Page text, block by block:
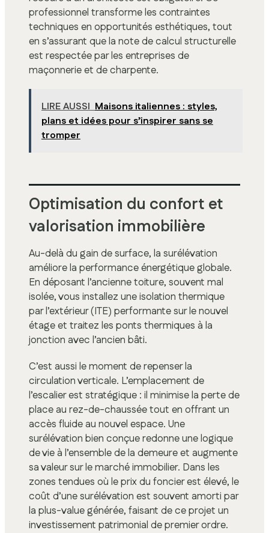
professionnel transforme les contraintes
techniques en opportunités esthétiques, tout
en s’assurant que la note de calcul structurelle
est respectée par les entreprises de
maçonnerie et de charpente.
LIRE AUSSI Maisons italiennes : styles,
plans et idées pour s’inspirer sans se
tromper
Optimisation du confort et
valorisation immobilière
Au-delà du gain de surface, la surélévation
améliore la performance énergétique globale.
En déposant l’ancienne toiture, souvent mal
isolée, vous installez une isolation thermique
par l’extérieur (ITE) performante sur le nouvel
étage et traitez les ponts thermiques à la
jonction avec l’ancien bâti.
C’est aussi le moment de repenser la
circulation verticale. L’emplacement de
l’escalier est stratégique : il minimise la perte de
place au rez-de-chaussée tout en offrant un
accès fluide au nouvel espace. Une
surélévation bien conçue redonne une logique
de vie à l’ensemble de la demeure et augmente
sa valeur sur le marché immobilier. Dans les
zones tendues où le prix du foncier est élevé, le
coût d’une surélévation est souvent amorti par
la plus-value générée, faisant de ce projet un
investissement patrimonial de premier ordre.